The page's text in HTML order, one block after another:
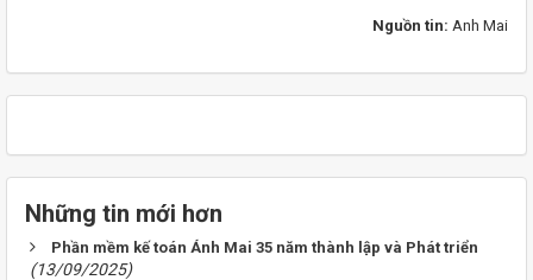
Nguồn tin: Anh Mai
Những tin mới hơn
Phần mềm kế toán Ánh Mai 35 năm thành lập và Phát triển
(13/09/2025)